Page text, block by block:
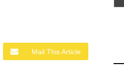
Mail This Article